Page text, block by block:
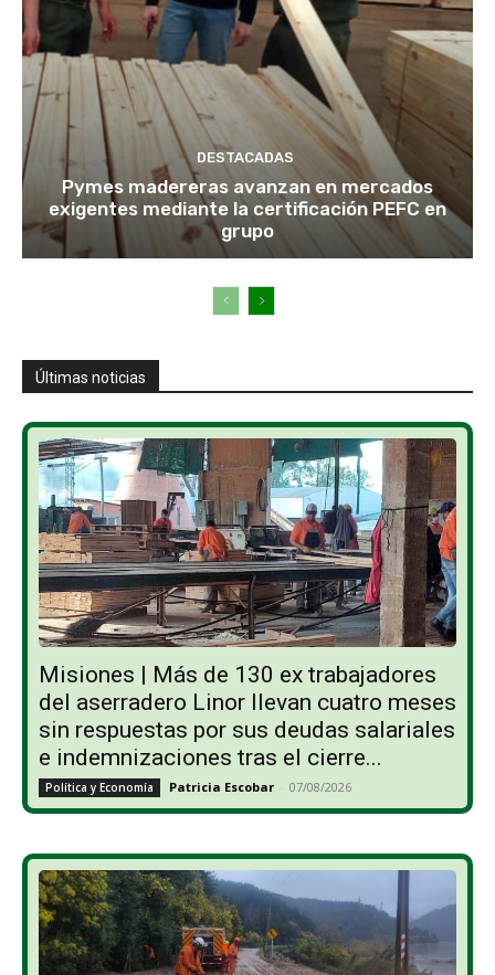
DESTACADAS
Pymes madereras avanzan en mercados
exigentes mediante la certificación PEFC en
grupo
Últimas noticias
Misiones | Más de 130 ex trabajadores
del aserradero Linor llevan cuatro meses
sin respuestas por sus deudas salariales
e indemnizaciones tras el cierre...
Política y Economía Patricia Escobar - 07/08/2026